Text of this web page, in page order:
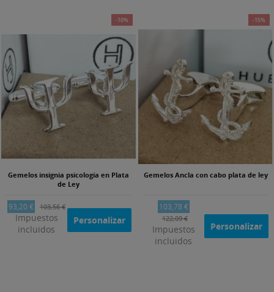
-10%
Gemelos insignia psicología en Plata
de Ley
93,20 € 103,56 €
Impuestos
incluidos
Personalizar
-15%
Gemelos Ancla con cabo plata de ley
103,78 €
122,09 €
Impuestos
incluidos
Personalizar